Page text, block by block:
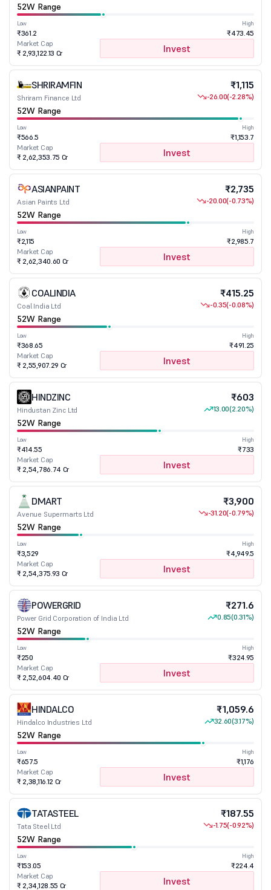
52W Range
Low
₹361.2
High
₹473.45
Market Cap
₹ 2,93,122.13 Cr
Invest
SHRIRAMFIN
Shriram Finance Ltd
₹1,115
-26.00(-2.28%)
52W Range
Low
₹566.5
High
₹1,153.7
Market Cap
₹ 2,62,353.75 Cr
Invest
ASIANPAINT
Asian Paints Ltd
₹2,735
-20.00(-0.73%)
52W Range
Low
₹2,115
High
₹2,985.7
Market Cap
₹ 2,62,340.60 Cr
Invest
COALINDIA
Coal India Ltd
₹415.25
-0.35(-0.08%)
52W Range
Low
₹368.65
High
₹491.25
Market Cap
₹ 2,55,907.29 Cr
Invest
HINDZINC
Hindustan Zinc Ltd
₹603
13.00(2.20%)
52W Range
Low
₹414.55
High
₹733
Market Cap
₹ 2,54,786.74 Cr
Invest
DMART
Avenue Supermarts Ltd
₹3,900
-31.20(-0.79%)
52W Range
Low
₹3,529
High
₹4,949.5
Market Cap
₹ 2,54,375.93 Cr
Invest
POWERGRID
Power Grid Corporation of India Ltd
₹271.6
0.85(0.31%)
52W Range
Low
₹250
High
₹324.95
Market Cap
₹ 2,52,604.40 Cr
Invest
HINDALCO
Hindalco Industries Ltd
₹1,059.6
32.60(3.17%)
52W Range
Low
₹657.5
High
₹1,176
Market Cap
₹ 2,38,116.12 Cr
Invest
TATASTEEL
Tata Steel Ltd
₹187.55
-1.75(-0.92%)
52W Range
Low
₹153.05
High
₹224.4
Market Cap
₹ 2,34,128.55 Cr
Invest